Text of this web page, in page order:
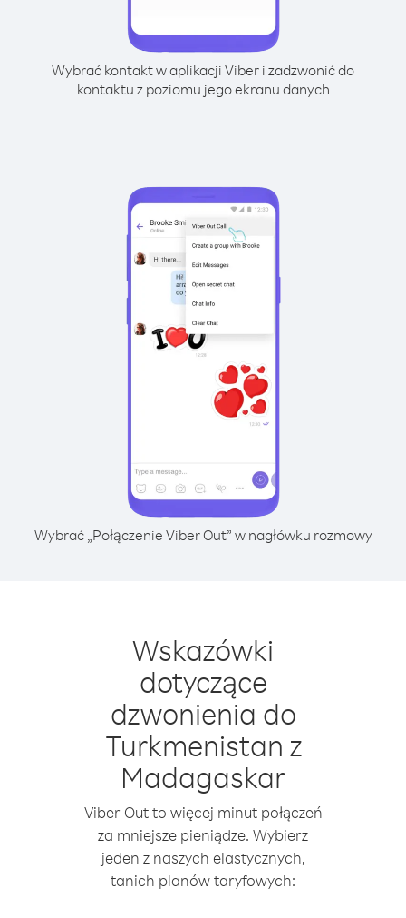
Wybrać kontakt w aplikacji Viber i zadzwonić do
kontaktu z poziomu jego ekranu danych
Wybrać „Połączenie Viber Out” w nagłówku rozmowy
Wskazówki
dotyczące
dzwonienia do
Turkmenistan z
Madagaskar
Viber Out to więcej minut połączeń
za mniejsze pieniądze. Wybierz
jeden z naszych elastycznych,
tanich planów taryfowych: